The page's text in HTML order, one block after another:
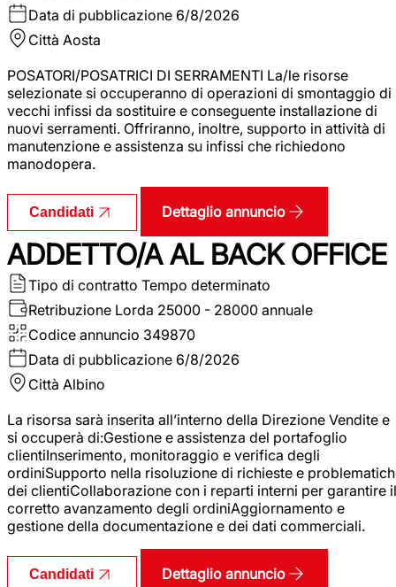
Data di pubblicazione 6/8/2026
Città Aosta
POSATORI/POSATRICI DI SERRAMENTI La/le risorse
selezionate si occuperanno di operazioni di smontaggio di
vecchi infissi da sostituire e conseguente installazione di
nuovi serramenti. Offriranno, inoltre, supporto in attività di
manutenzione e assistenza su infissi che richiedono
manodopera.
Candidati Dettaglio annuncio
ADDETTO/A AL BACK OFFICE
Tipo di contratto Tempo determinato
Retribuzione Lorda 25000 - 28000 annuale
Codice annuncio 349870
Data di pubblicazione 6/8/2026
Città Albino
La risorsa sarà inserita all’interno della Direzione Vendite e
si occuperà di:Gestione e assistenza del portafoglio
clientiInserimento, monitoraggio e verifica degli
ordiniSupporto nella risoluzione di richieste e
dei clientiCollaborazione con i reparti interni per garantire il
corretto avanzamento degli ordiniAggiornamento e
gestione della documentazione e dei dati commerciali.
Candidati Dettaglio annuncio